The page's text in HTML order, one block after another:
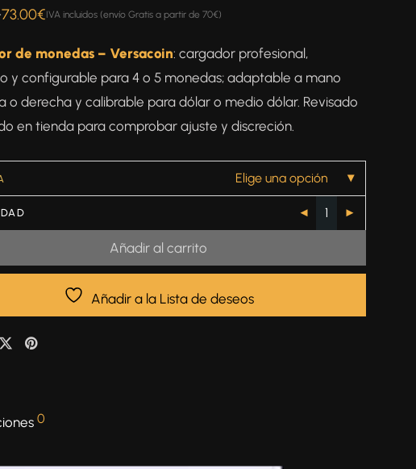
73.00€IVA incluidos (envío Gratis a partir de 70€)
de monedas – Versacoin: cargador profesional,
y configurable para 4 o 5 monedas; adaptable a mano
o derecha y calibrable para dólar o medio dólar. Revisado
en tienda para comprobar ajuste y discreción.
Elige una opción
Añadir al carrito
Añadir a la Lista de deseos
0